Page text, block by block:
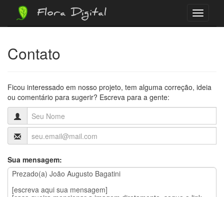
Menu
Flora Digital
Contato
Ficou interessado em nosso projeto, tem alguma correção, ideia
ou comentário para sugerir? Escreva para a gente:
Sua mensagem: